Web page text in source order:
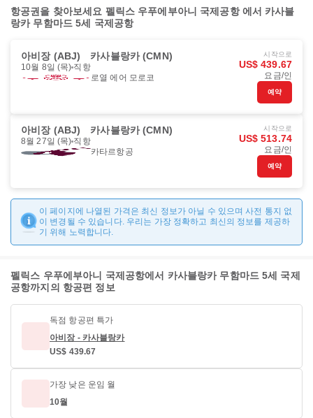
항공권을 찾아보세요 펠릭스 우푸에부아니 국제공항 에서 카사블
랑카 무함마드 5세 국제공항
아비장 (ABJ) 카사블랑카 (CMN)
10월 8일 (목) 직항
로열 에어 모로코
시작으로
US$ 439.67
요금/인
예약
아비장 (ABJ) 카사블랑카 (CMN)
8월 27일 (목) 직항
카타르항공
시작으로
US$ 513.74
요금/인
예약
이 페이지에 나열된 가격은 최신 정보가 아닐 수 있으며 사전 통지 없
이 변경될 수 있습니다. 우리는 가장 정확하고 최신의 정보를 제공하
기 위해 노력합니다.
펠릭스 우푸에부아니 국제공항에서 카사블랑카 무함마드 5세 국제
공항까지의 항공편 정보
독점 항공편 특가
아비장 - 카사블랑카
US$ 439.67
가장 낮은 운임 월
10월